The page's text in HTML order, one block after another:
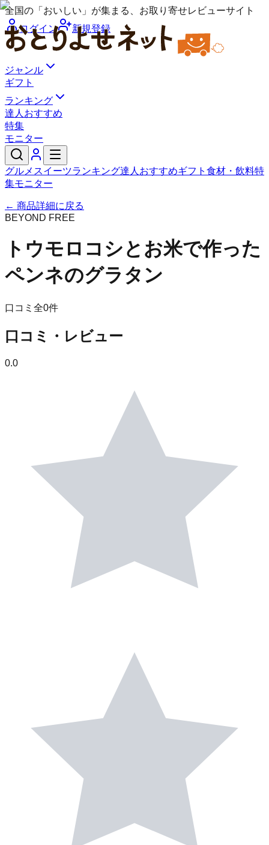
全国の「おいしい」が集まる、お取り寄せレビューサイト
ログイン
新規登録
ジャンル
ギフト
ランキング
達人おすすめ
特集
モニター
グルメ スイーツランキング達人おすすめギフト 食材・飲料特
集モニター
← 商品詳細に戻る
BEYOND FREE
トウモロコシとお米で作った
ペンネのグラタン
口コミ全0件
口コミ・レビュー
0.0